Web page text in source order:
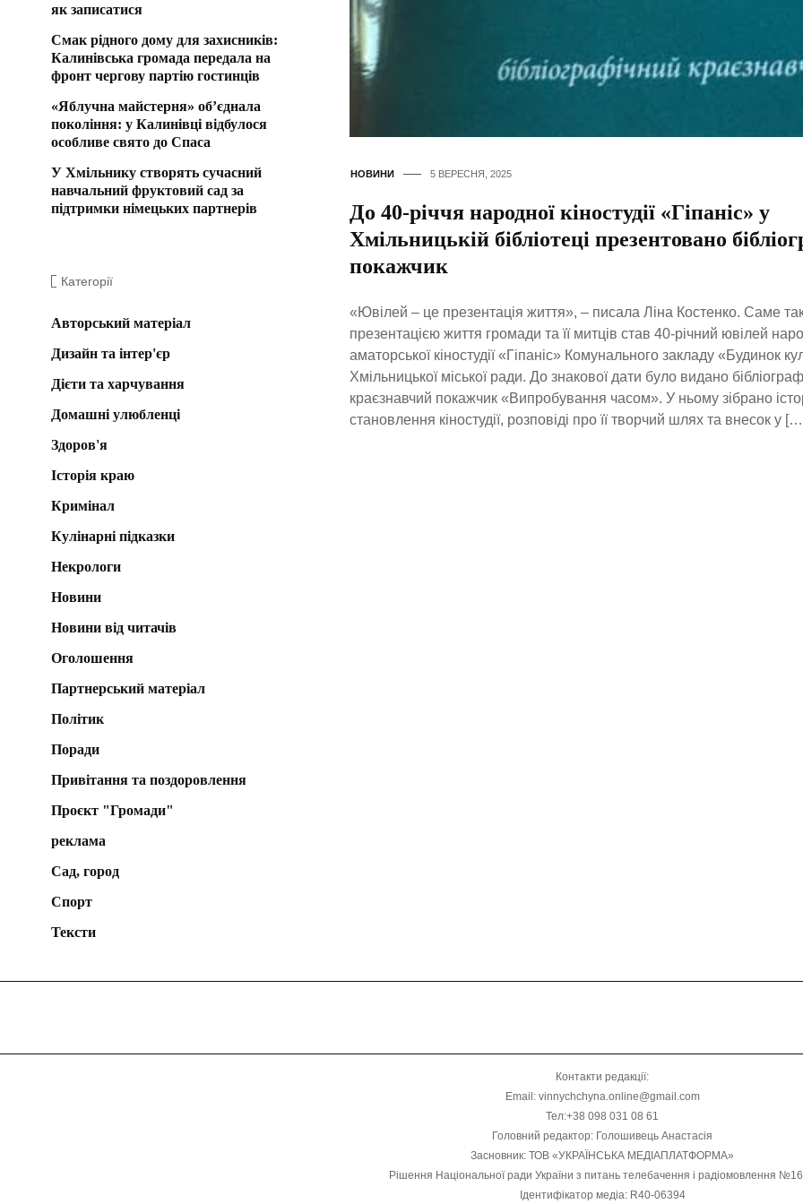
НОВИНИ 5 ВЕРЕСНЯ, 2025
До 40-річчя народної кіностудії «Гіпаніс» у
Хмільницькій бібліотеці презентовано
покажчик
«Ювілей – це презентація життя», – писала Ліна Костенко. Саме
презентацією життя громади та її митців став 40-річний ювілей
аматорської кіностудії «Гіпаніс» Комунального закладу «Будинок
Хмільницької міської ради. До знакової дати було видано
краєзнавчий покажчик «Випробування часом». У ньому зібрано
становлення кіностудії, розповіді про її творчий шлях та внесок у
як записатися
Смак рідного дому для захисників:
Калинівська громада передала на
фронт чергову партію гостинців
«Яблучна майстерня» об’єднала
покоління: у Калинівці відбулося
особливе свято до Спаса
У Хмільнику створять сучасний
навчальний фруктовий сад за
підтримки німецьких партнерів
Категорії
Авторський матеріал
Дизайн та інтер'єр
Дієти та харчування
Домашні улюбленці
Здоров'я
Історія краю
Кримінал
Кулінарні підказки
Некрологи
Новини
Новини від читачів
Оголошення
Партнерський матеріал
Політик
Поради
Привітання та поздоровлення
Проєкт "Громади"
реклама
Сад, город
Спорт
Тексти
Контакти редакції:
Email: vinnychchyna.online@gmail.com
Тел:+38 098 031 08 61
Головний редактор: Голошивець Анастасія
Засновник: ТОВ «УКРАЇНСЬКА МЕДІАПЛАТФОРМА»
Рішення Національної ради України з питань телебачення і радіомовлення
Ідентифікатор медіа: R40-06394